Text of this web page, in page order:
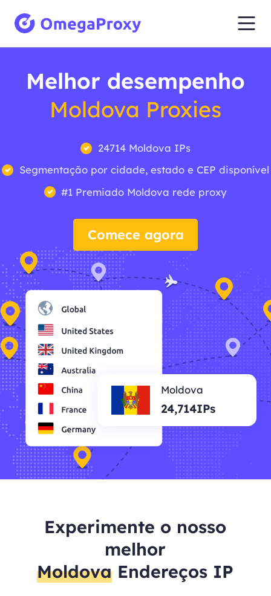
Melhor desempenho
Moldova Proxies
24714 Moldova IPs
Segmentação por cidade, estado e CEP disponível
#1 Premiado Moldova rede proxy
Comece agora
Moldova
24,714IPs
Experimente o nosso
melhor
Moldova Endereços IP